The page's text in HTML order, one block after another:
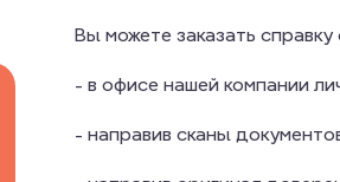
Вы можете заказать
- в офисе нашей компании
- направив сканы